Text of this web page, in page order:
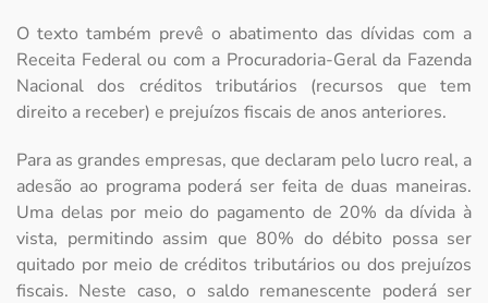
O texto também prevê o abatimento das dívidas com a
Receita Federal ou com a Procuradoria-Geral da Fazenda
Nacional dos créditos tributários (recursos que tem
direito a receber) e prejuízos fiscais de anos anteriores.
Para as grandes empresas, que declaram pelo lucro real, a
adesão ao programa poderá ser feita de duas maneiras.
Uma delas por meio do pagamento de 20% da dívida à
vista, permitindo assim que 80% do débito possa ser
quitado por meio de créditos tributários ou dos prejuízos
fiscais. Neste caso, o saldo remanescente poderá ser